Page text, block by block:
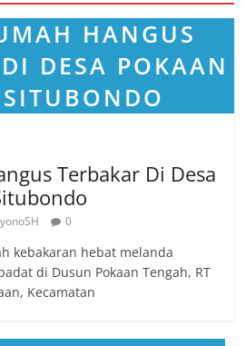
Terbakar Di Desa
0
kebakaran hebat melanda
di Dusun Pokaan Tengah, RT
Kecamatan